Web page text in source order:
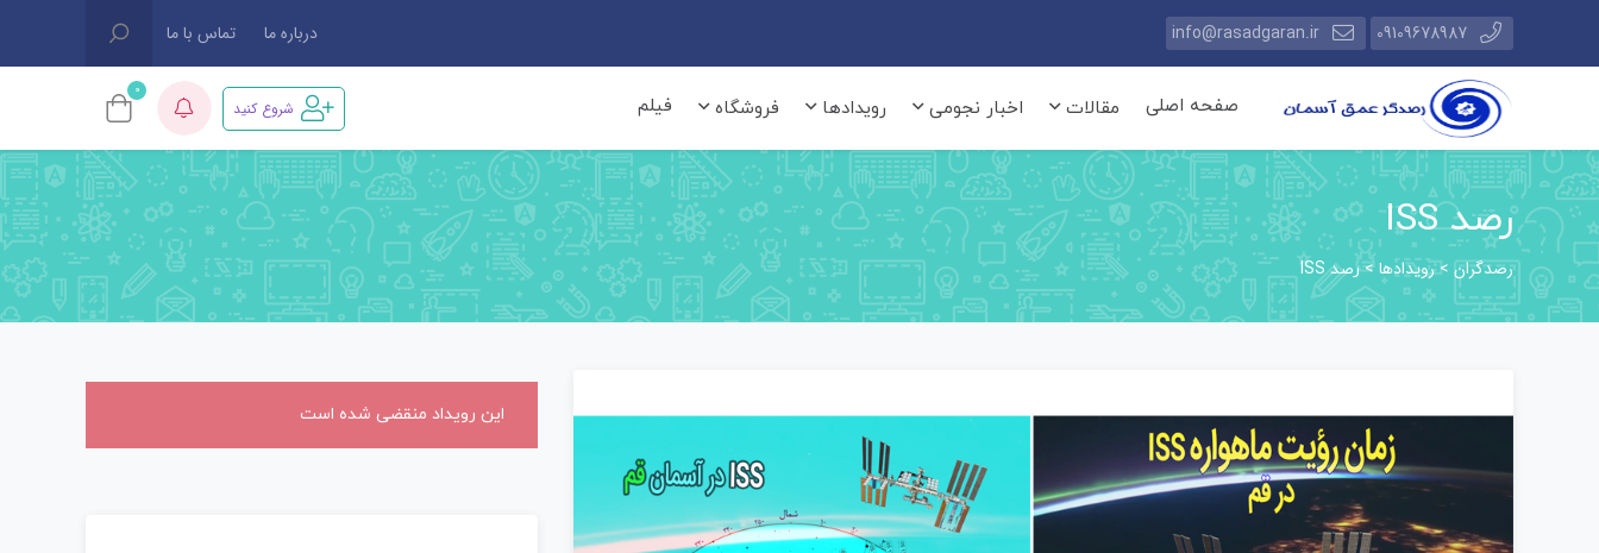
09109678987
info@rasadgaran.ir درباره ما تماس با ما
صفحه اصلی مقالات اخبار نجومی رویدادها فروشگاه فیلم شروع کنید
0
رصد ISS
رصدگران >رویدادها>رصد ISS
این رویداد منقضی شده است